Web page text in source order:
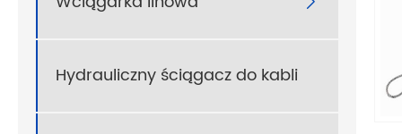
Hydrauliczny ściągacz do kabli